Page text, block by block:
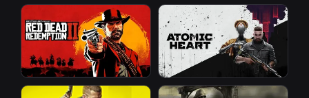
GTA San Andreas
Red Dead Redemption 2 Atomic Heart